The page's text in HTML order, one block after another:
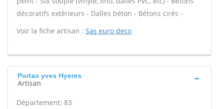
décoratifs extérieurs - Dalles béton - Bétons cirés -
Voir la fiche artisan : Sas euro deco
Portas yves Hyeres
Artisan
Département: 83